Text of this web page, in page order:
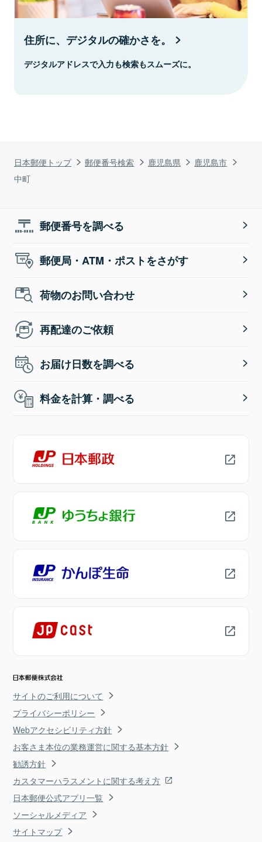
日本郵便トップ 郵便番号検索 鹿児島県
鹿児島市
中町
住所に、デジタルの確かさを。
デジタルアドレスで入力も検索もスムーズに。
郵便番号を調べる
郵便局・ATM・ポストをさがす
荷物のお問い合わせ
再配達のご依頼
お届け日数を調べる
料金を計算・調べる
サイトのご利用について
プライバシーポリシー
Webアクセシビリティ方針
お客さま本位の業務運営に関する基本方針
勧誘方針
カスタマーハラスメントに関する考え方
日本郵便公式アプリ一覧
ソーシャルメディア
サイトマップ